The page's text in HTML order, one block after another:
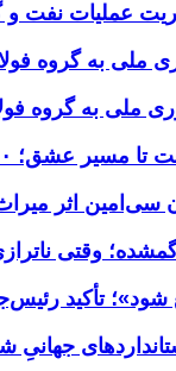
عملیات نفت و
ملی به گروه
ملی به گروه
فولاد خوزستان در مرز چذابه
سی‌امین اثر
تأکید